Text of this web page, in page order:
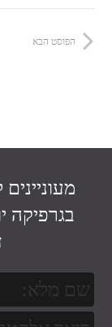
הפוסט הבא
בגרפיקה